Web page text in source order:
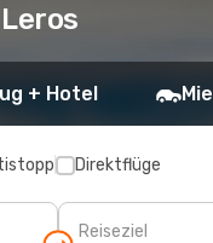
+ Hotel
Direktflüge
Reiseziel